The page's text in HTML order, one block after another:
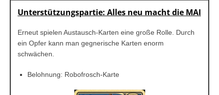
Unterstützungspartie: Alles neu macht die MAI
Erneut spielen Austausch-Karten eine große Rolle. Durch
ein Opfer kann man gegnerische Karten enorm
schwächen.
Belohnung: Robofrosch-Karte